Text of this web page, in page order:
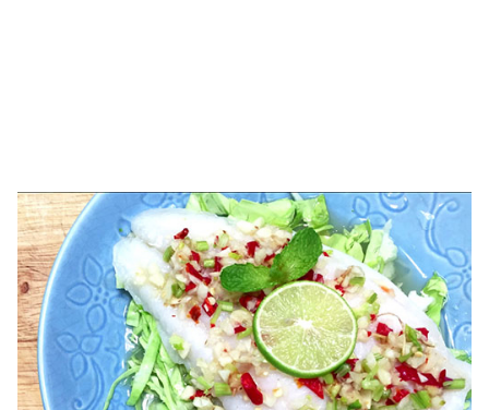
เด็ก
สัตว์
เลี้ยง
Infographic
บริการ